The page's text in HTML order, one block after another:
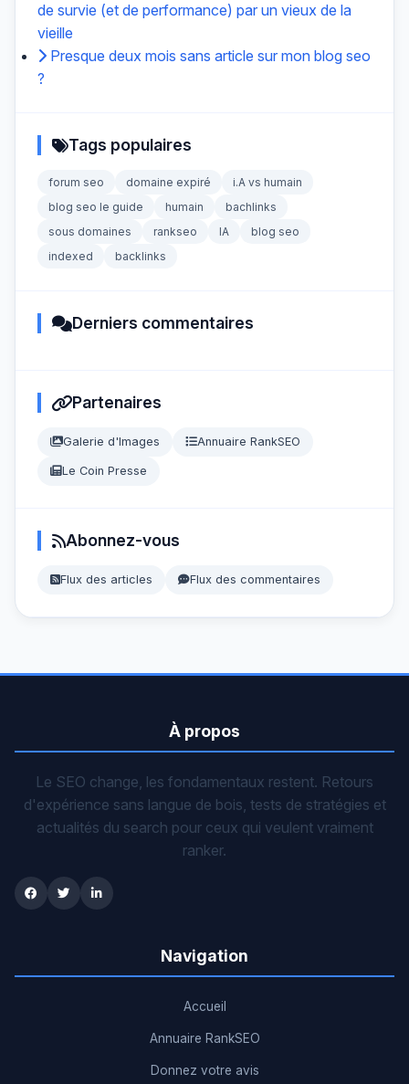
de survie (et de performance) par un vieux de la
vieille
Presque deux mois sans article sur mon blog seo
?
Tags populaires
forum seo domaine expiré
i.A vs humain
blog seo le guide
humain
bachlinks
sous domaines
rankseo IA
blog seo
indexed
backlinks
Derniers commentaires
Partenaires
Galerie d'Images Annuaire RankSEO
Le Coin Presse
Abonnez-vous
Flux des articles Flux des commentaires
À propos
Le SEO change, les fondamentaux restent. Retours
d'expérience sans langue de bois, tests de stratégies et
actualités du search pour ceux qui veulent vraiment
ranker.
Navigation
Accueil
Annuaire RankSEO
Donnez votre avis